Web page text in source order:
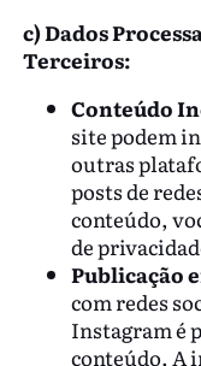
c) Dados
Terceiros:
Conteúdo
site podem
outras
posts de
conteúdo,
de
Publicação
com redes
Instagram é
conteúdo. A